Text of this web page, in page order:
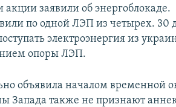
заявили об энергоблокаде.
по одной ЛЭП из четырех. 30
электроэнергия из
опоры ЛЭП.
объявила началом временной
Запада также не признают